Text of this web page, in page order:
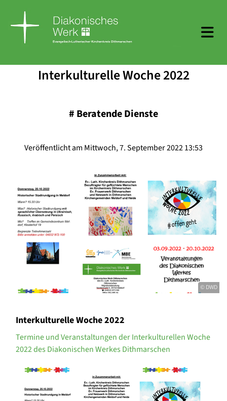
Interkulturelle Woche 2022
# Beratende Dienste
Veröffentlicht am Mittwoch, 7. September 2022 13:53
© DWD
Interkulturelle Woche 2022
Termine und Veranstaltungen der Interkulturellen Woche
2022 des Diakonischen Werkes Dithmarschen